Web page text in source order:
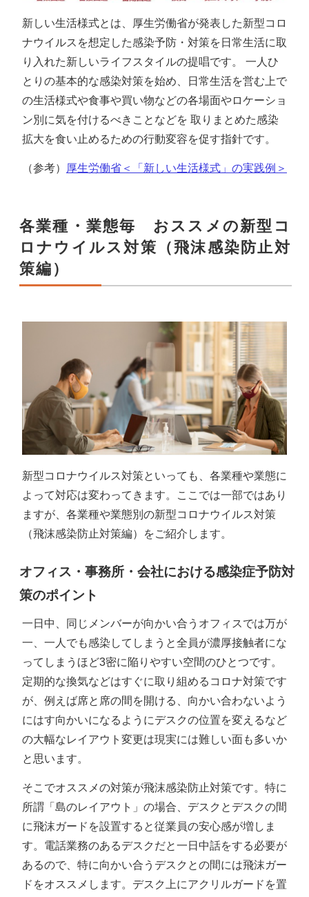
新しい生活様式とは、厚生労働省が発表した新型コロ
ナウイルスを想定した感染予防・対策を日常生活に取
り入れた新しいライフスタイルの提唱です。 一人ひ
とりの基本的な感染対策を始め、日常生活を営む上で
の生活様式や食事や買い物などの各場面やロケーショ
ン別に気を付けるべきことなどを 取りまとめた感染
拡大を食い止めるための行動変容を促す指針です。
（参考） 厚生労働省＜「新しい生活様式」の実践例＞
各業種・業態毎 おススメの新型コ
ロナウイルス対策（飛沫感染防止対
策編）
新型コロナウイルス対策といっても、各業種や業態に
よって対応は変わってきます。ここでは一部ではあり
ますが、各業種や業態別の新型コロナウイルス対策
（飛沫感染防止対策編）をご紹介します。
オフィス・事務所・会社における感染症予防対
策のポイント
一日中、同じメンバーが向かい合うオフィスでは万が
一、一人でも感染してしまうと全員が濃厚接触者にな
ってしまうほど3密に陥りやすい空間のひとつです。
定期的な換気などはすぐに取り組めるコロナ対策です
が、例えば席と席の間を開ける、向かい合わないよう
にはす向かいになるようにデスクの位置を変えるなど
の大幅なレイアウト変更は現実には難しい面も多いか
と思います。
そこでオススメの対策が飛沫感染防止対策です。特に
所謂「島のレイアウト」の場合、デスクとデスクの間
に飛沫ガードを設置すると従業員の安心感が増しま
す。電話業務のあるデスクだと一日中話をする必要が
あるので、特に向かい合うデスクとの間には飛沫ガー
ドをオススメします。デスク上にアクリルガードを置